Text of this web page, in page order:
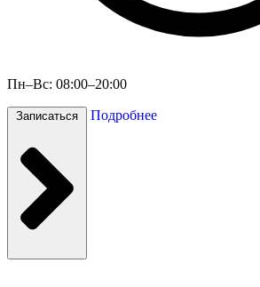
Пн–Вс: 08:00–20:00
Записаться Подробнее